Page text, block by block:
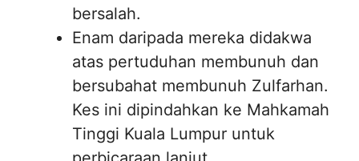
bersalah.
Enam daripada mereka didakwa
atas pertuduhan membunuh dan
bersubahat membunuh Zulfarhan.
Kes ini dipindahkan ke Mahkamah
Tinggi Kuala Lumpur untuk